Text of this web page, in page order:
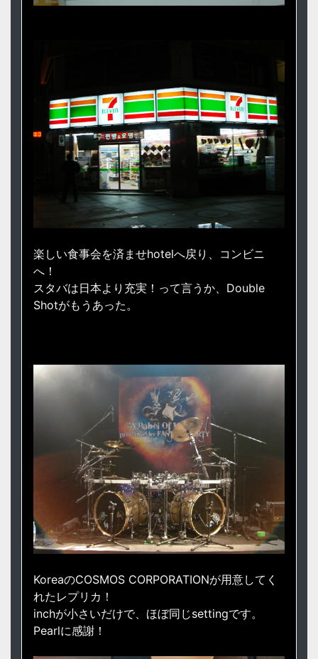
楽しい食事会を済ませhotelへ戻り、コンビニ
へ！
スタバは日本より充実！って言うか、Double
Shotがもうあった。
KoreaのCOSMOS CORPORATIONが用意してく
れたレプリカ！
inchが小さいだけで、ほぼ同じsettingです。
Pearlに感謝！